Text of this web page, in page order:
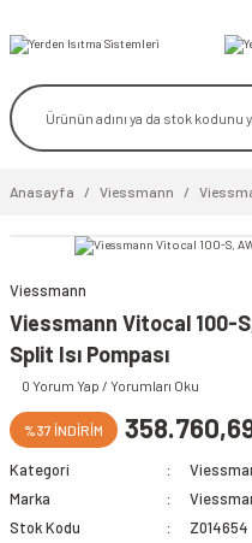
Anasayfa Viessmann
Viessmann
Viessmann Vitocal 100-
Split Isı Pompası
0 Yorum Yap / Yorumları Oku
%37 İNDİRİM
Kategori
Marka
Stok Kodu
Z014654